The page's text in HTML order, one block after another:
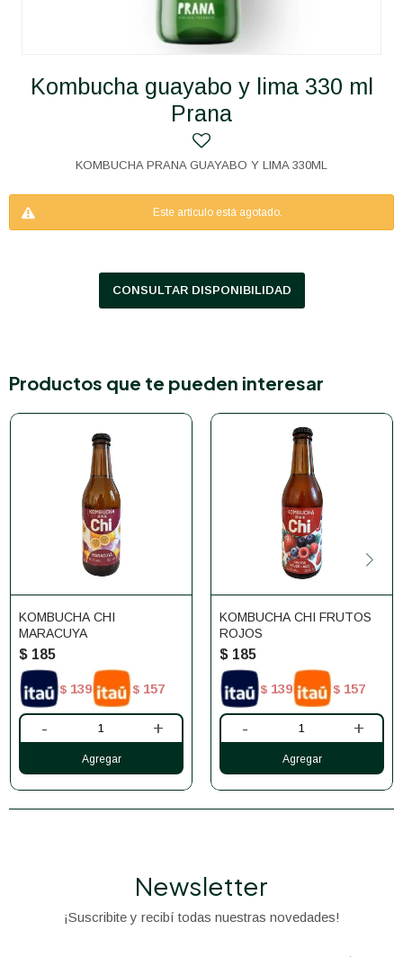
Kombucha guayabo y lima 330 ml
Prana
KOMBUCHA PRANA GUAYABO Y LIMA 330ML
Este artículo está agotado.
CONSULTAR DISPONIBILIDAD
Productos que te pueden interesar
KOMBUCHA CHI
MARACUYA
$ 185
$ 139 $ 157
- +
KOMBUCHA CHI FRUTOS
ROJOS
$ 185
$ 139 $ 157
- +
Newsletter
¡Suscribite y recibí todas nuestras novedades!